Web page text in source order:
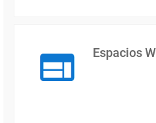
Espacios